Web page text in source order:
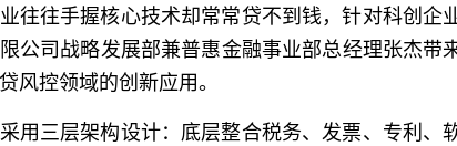
往往手握核心技术却常常贷不到钱，针对科创企
公司战略发展部兼普惠金融事业部总经理张杰带
风控领域的创新应用。
用三层架构设计：底层整合税务、发票、专利、